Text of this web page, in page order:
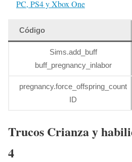
PC, PS4 y Xbox One
Código
Sims.add_buff
buff_pregnancy_inlabor
pregnancy.force_offspring_count
ID
Trucos Crianza y
4